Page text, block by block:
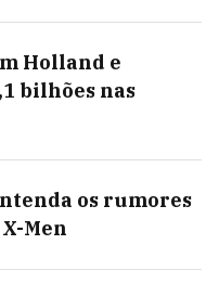
Holland e
bilhões nas
os rumores
Men